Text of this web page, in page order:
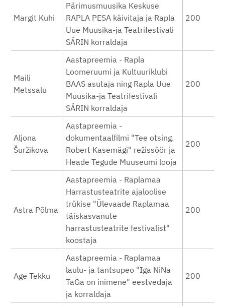
Margit Kuhi
Pärimusmuusika Keskuse
RAPLA PESA käivitaja ja Rapla
Uue Muusika-ja Teatrifestivali
SÄRIN korraldaja
200
Maili
Metssalu
Aastapreemia - Rapla
Loomeruumi ja Kultuuriklubi
BAAS asutaja ning Rapla Uue
Muusika-ja Teatrifestivali
SÄRIN korraldaja
200
Aljona
Šuržikova
Aastapreemia -
dokumentaalfilmi "Tee otsing.
Robert Kasemägi" režissöör ja
Heade Tegude Muuseumi looja
200
Astra Põlma
Aastapreemia - Raplamaa
Harrastusteatrite ajaloolise
trükise "Ülevaade Raplamaa
täiskasvanute
harrastusteatrite festivalist"
koostaja
200
Age Tekku
Aastapreemia - Raplamaa
laulu- ja tantsupeo "Iga NiNa
TaGa on inimene" eestvedaja
ja korraldaja
200